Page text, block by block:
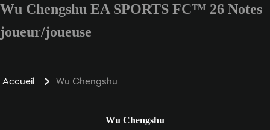
Saisissez au moins 3 caractères ou chiffres.
Wu Chengshu EA SPORTS FC™ 26 Notes
joueur/joueuse
Accueil Wu Chengshu
Wu Chengshu